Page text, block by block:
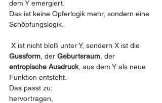
dem Y emergiert.
Das ist keine Opferlogik mehr, sondern eine
Schöpfungslogik.
X ist nicht bloß unter Y, sondern X ist die
Gussform , der Geburtsraum , der
entropische Ausdruck, aus dem Y als neue
Funktion entsteht.
Das passt zu:
hervortragen,